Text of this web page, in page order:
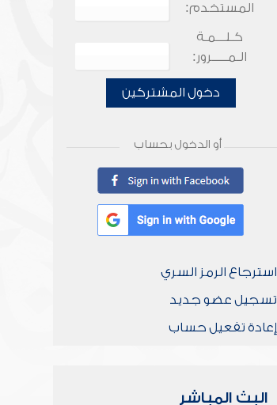
المستخدم:
كـلـــمـة
الـمـــــرور:
دخول المشتركين
أو الدخول بحساب
استرجاع الرمز السري
تسجيل عضو جديد
إعادة تفعيل حساب
البث المباشر